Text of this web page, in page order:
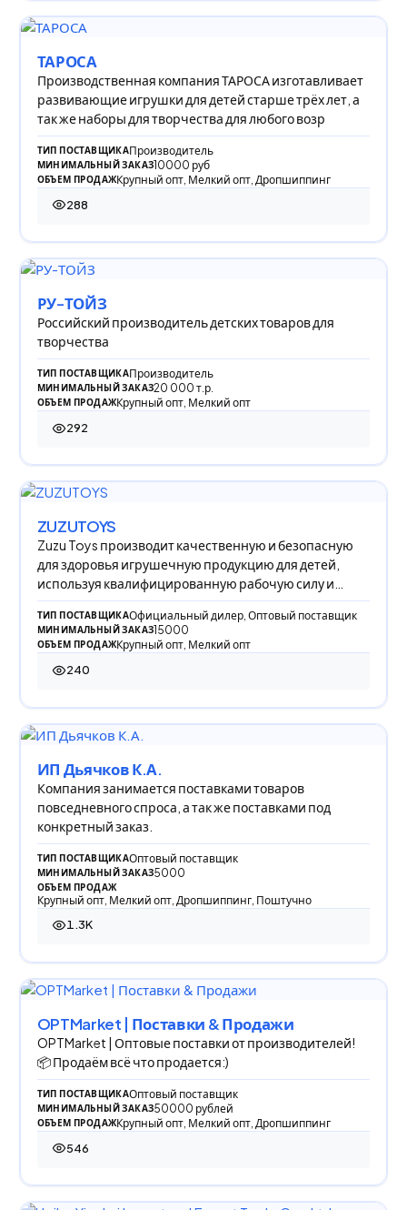
ТАРОСА
Производственная компания ТАРОСА изготавливает
развивающие игрушки для детей старше трёх лет, а
так же наборы для творчества для любого возр
ТИП ПОСТАВЩИКАПроизводитель
МИНИМАЛЬНЫЙ ЗАКАЗ10000 руб
ОБЪЕМ ПРОДАЖКрупный опт, Мелкий опт, Дропшиппинг
288
288 просмотров
РУ-ТОЙЗ
Российский производитель детских товаров для
творчества
ТИП ПОСТАВЩИКАПроизводитель
МИНИМАЛЬНЫЙ ЗАКАЗ20 000 т.р.
ОБЪЕМ ПРОДАЖКрупный опт, Мелкий опт
292
292 просмотра
ZUZUTOYS
Zuzu Toys производит качественную и безопасную
для здоровья игрушечную продукцию для детей,
используя квалифицированную рабочую силу и
накоп
ТИП ПОСТАВЩИКАОфициальный дилер, Оптовый поставщик
МИНИМАЛЬНЫЙ ЗАКАЗ15000
ОБЪЕМ ПРОДАЖКрупный опт, Мелкий опт
240
240 просмотров
ИП Дьячков К.А.
Компания занимается поставками товаров
повседневного спроса, а так же поставками под
конкретный заказ.
ТИП ПОСТАВЩИКАОптовый поставщик
МИНИМАЛЬНЫЙ ЗАКАЗ5000
ОБЪЕМ ПРОДАЖ
Крупный опт, Мелкий опт, Дропшиппинг, Поштучно
1.3K
1 304 просмотра
OPTMarket | Поставки & Продажи
OPTMarket | Оптовые поставки от производителей!
📦 Продаём всё что продается:)
ТИП ПОСТАВЩИКАОптовый поставщик
МИНИМАЛЬНЫЙ ЗАКАЗ50000 рублей
ОБЪЕМ ПРОДАЖКрупный опт, Мелкий опт, Дропшиппинг
546
546 просмотров